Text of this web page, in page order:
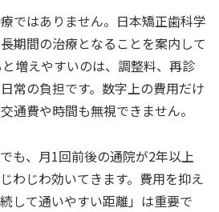
ではありません。日本矯正歯科学
期間の治療となることを案内して
増えやすいのは、調整料、再診
常の負担です。数字上の費用だけ
通費や時間も無視できません。
も、月1回前後の通院が2年以上
わじわ効いてきます。費用を抑え
して通いやすい距離」は重要で